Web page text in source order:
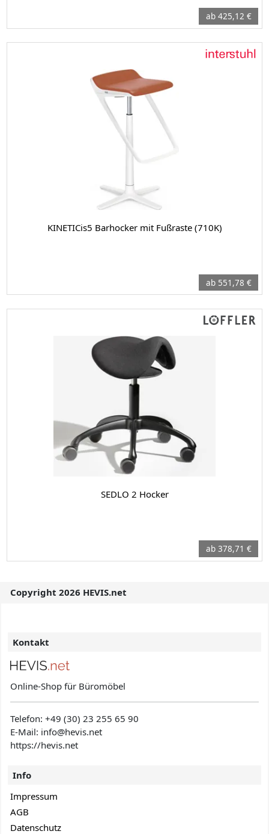
ab 425,12 €
KINETICis5 Barhocker mit Fußraste (710K)
ab 551,78 €
SEDLO 2 Hocker
ab 378,71 €
Copyright 2026 HEVIS.net
Kontakt
Online-Shop für Büromöbel
Telefon:+49 (30) 23 255 65 90
E-Mail: info@hevis.net
https://hevis.net
Info
Impressum
AGB
Datenschutz